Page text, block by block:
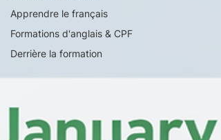
Apprendre le français
Formations d'anglais & CPF
Derrière la formation